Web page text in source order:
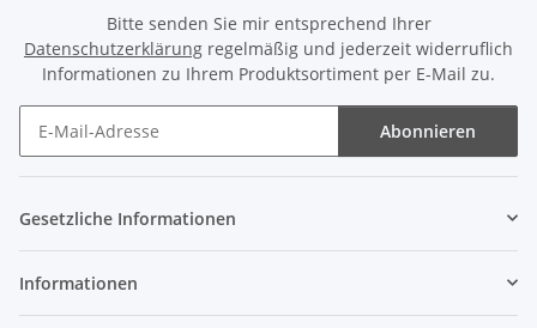
Bitte senden Sie mir entsprechend Ihrer
Datenschutzerklärung regelmäßig und jederzeit widerruflich
Informationen zu Ihrem Produktsortiment per E-Mail zu.
Abonnieren
Gesetzliche Informationen
Informationen